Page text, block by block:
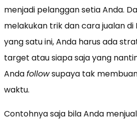
menjadi pelanggan setia Anda.
melakukan trik dan cara jualan
yang satu ini, Anda harus ada
target atau siapa saja yang
Andafollowsupaya tak
waktu.
Contohnya saja bila Anda menjual